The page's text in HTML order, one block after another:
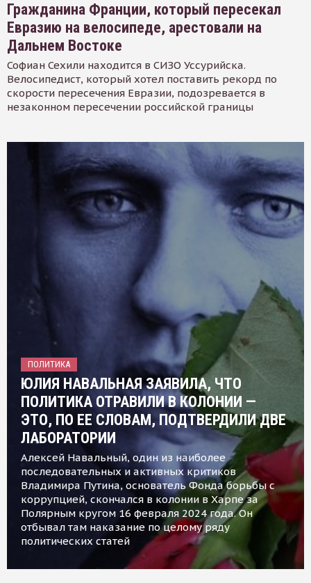
Гражданина Франции, который пересекал
Евразию на велосипеде, арестовали на
Дальнем Востоке
Софиан Сехили находится в СИЗО Уссурийска.
Велосипедист, который хотел поставить рекорд по
скорости пересечения Евразии, подозревается в
незаконном пересечении российской границы
ПОЛИТИКА
ЮЛИЯ НАВАЛЬНАЯ ЗАЯВИЛА, ЧТО
ПОЛИТИКА ОТРАВИЛИ В КОЛОНИИ —
ЭТО, ПО ЕЕ СЛОВАМ, ПОДТВЕРДИЛИ ДВЕ
ЛАБОРАТОРИИ
Алексей Навальный, один из наиболее
последовательных и активных критиков
Владимира Путина, основатель Фонда борьбы с
коррупцией, скончался в колонии в Харпе за
Полярным кругом 16 февраля 2024 года. Он
отбывал там наказание по целому ряду
политических статей